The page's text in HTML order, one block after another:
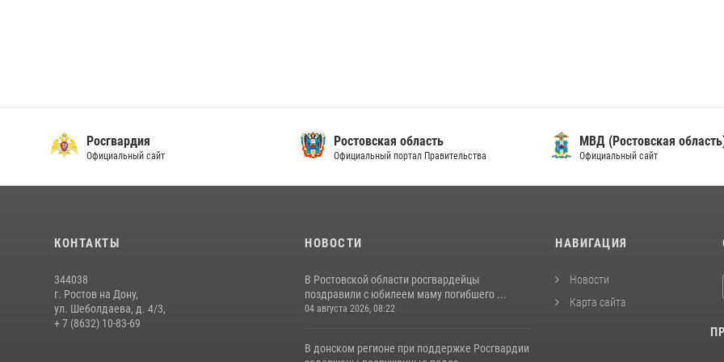
Росгвардия
Официальный сайт
Ростовская область
Официальный портал Правительства
МВД (Ростовская
Официальный сайт
КОНТАКТЫ
344038
г. Ростов на Дону,
ул. Шеболдаева, д. 4/3,
+ 7 (8632) 10-83-69
НОВОСТИ
В Ростовской области росгвардейцы
поздравили с юбилеем маму погибшего ...
04 августа 2026, 08:22
В донском регионе при поддержке Росгвардии
НАВИГАЦИЯ
Новости
Карта сайта